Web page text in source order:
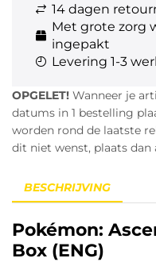
14 dagen
Met grote zorg
ingepakt
Levering 1-3
OPGELET! Wanneer je
datums in 1 bestelling
worden rond de laatste
dit niet wenst, plaats dan
BESCHRIJVING
Pokémon:
Box (ENG)